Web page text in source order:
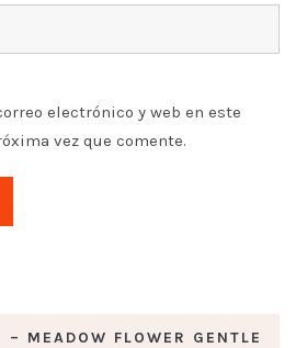
electrónico y web en este
vez que comente.
MEADOW FLOWER GENTLE